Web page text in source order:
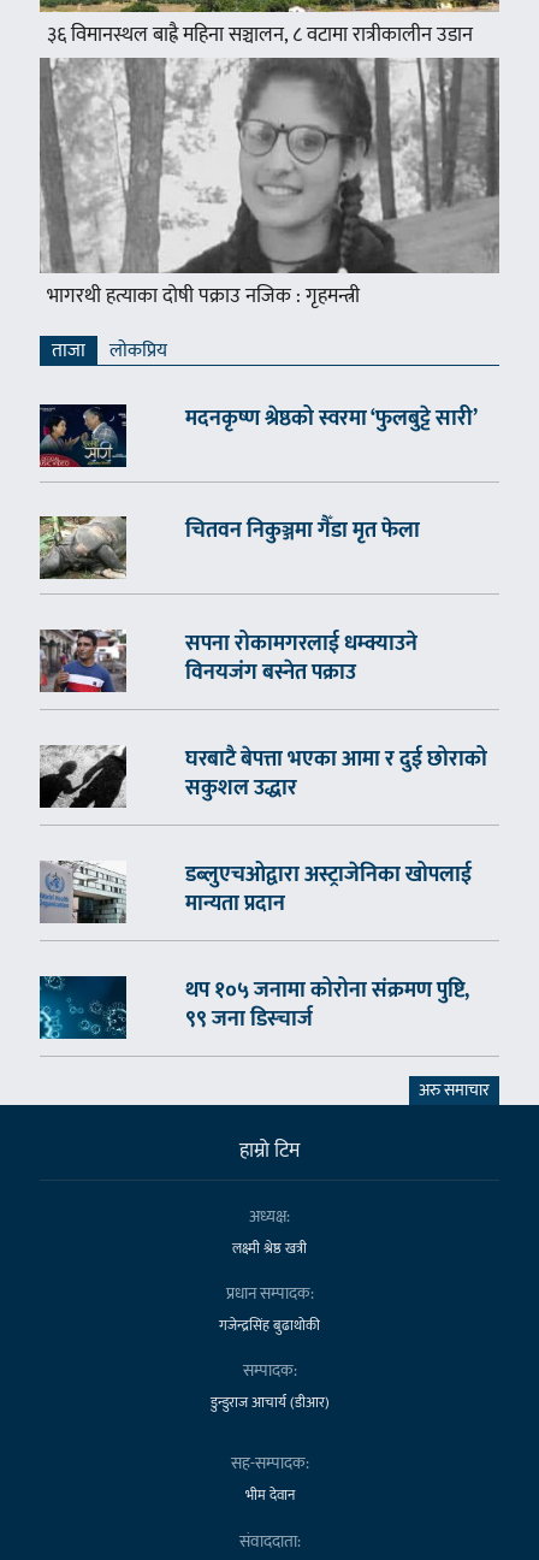
३६ विमानस्थल बाह्रै महिना सञ्चालन, ८ वटामा रात्रीकालीन उडान
भागरथी हत्याका दोषी पक्राउ नजिक : गृहमन्त्री
ताजा लाेकप्रिय
मदनकृष्ण श्रेष्ठको स्वरमा ‘फुलबुट्टे सारी’
चितवन निकुञ्जमा गैँडा मृत फेला
सपना रोकामगरलाई धम्क्याउने
विनयजंग बस्नेत पक्राउ
घरबाटै बेपत्ता भएका आमा र दुई छोराको
सकुशल उद्धार
डब्लुएचओद्वारा अस्ट्राजेनिका खोपलाई
मान्यता प्रदान
थप १०५ जनामा कोरोना संक्रमण पुष्टि,
९९ जना डिस्चार्ज
अरु समाचार
हाम्राे टिम
अध्यक्ष:
लक्ष्मी श्रेष्ठ खत्री
प्रधान सम्पादक:
गजेन्द्रसिंह बुढाथोकी
सम्पादक:
डुन्डुराज आचार्य (डीआर)
सह-सम्पादक:
भीम देवान
संवाददाता: